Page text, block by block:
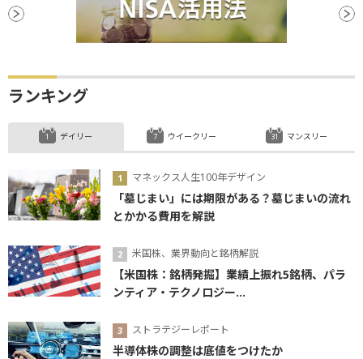
ランキング
デイリー
マネックス人生100年デザイン
「墓じまい」には期限がある？墓じまいの流れ
とかかる費用を解説
米国株、業界動向と銘柄解説
【米国株：銘柄発掘】業績上振れ5銘柄、パラ
ンティア・テクノロジー...
ストラテジーレポート
半導体株の調整は底値をつけたか
ウイークリー マンスリー